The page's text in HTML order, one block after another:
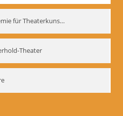
Russische Akademie für Theaterkunst – GITIS
Theater